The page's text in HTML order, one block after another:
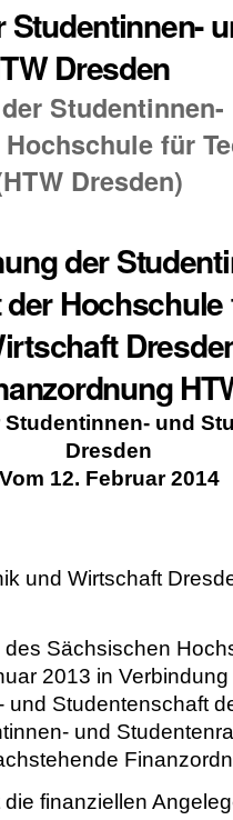
Studentinnen-
Dresden
Studentinnen-
für
Dresden)
der
und
Dresden
Vom 12. Februar 2014
und Wirtschaft
Sächsischen
2013 in
und Studentenschaft
und
finanziellen